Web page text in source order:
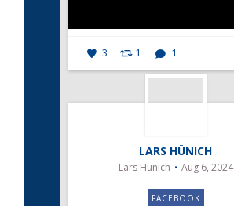
3 1 1
LARS HÜNICH
Lars Hünich Aug 6, 2024
FACEBOOK